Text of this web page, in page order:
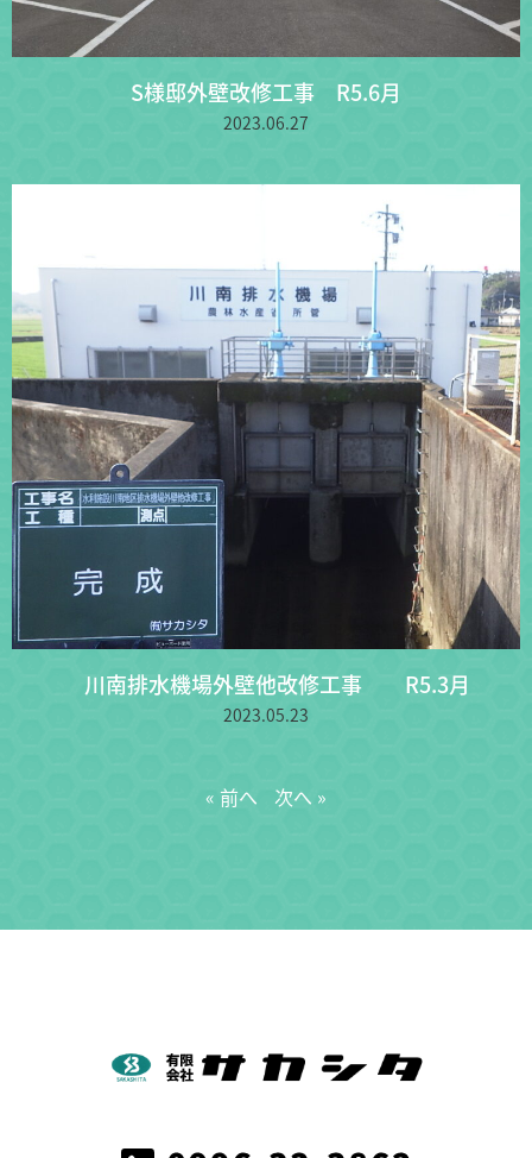
S様邸外壁改修工事 R5.6月
2023.06.27
川南排水機場外壁他改修工事 R5.3月
2023.05.23
« 前へ 次へ »